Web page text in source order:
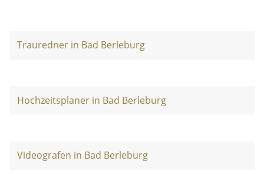
Trauredner in Bad Berleburg
Hochzeitsplaner in Bad Berleburg
Videografen in Bad Berleburg